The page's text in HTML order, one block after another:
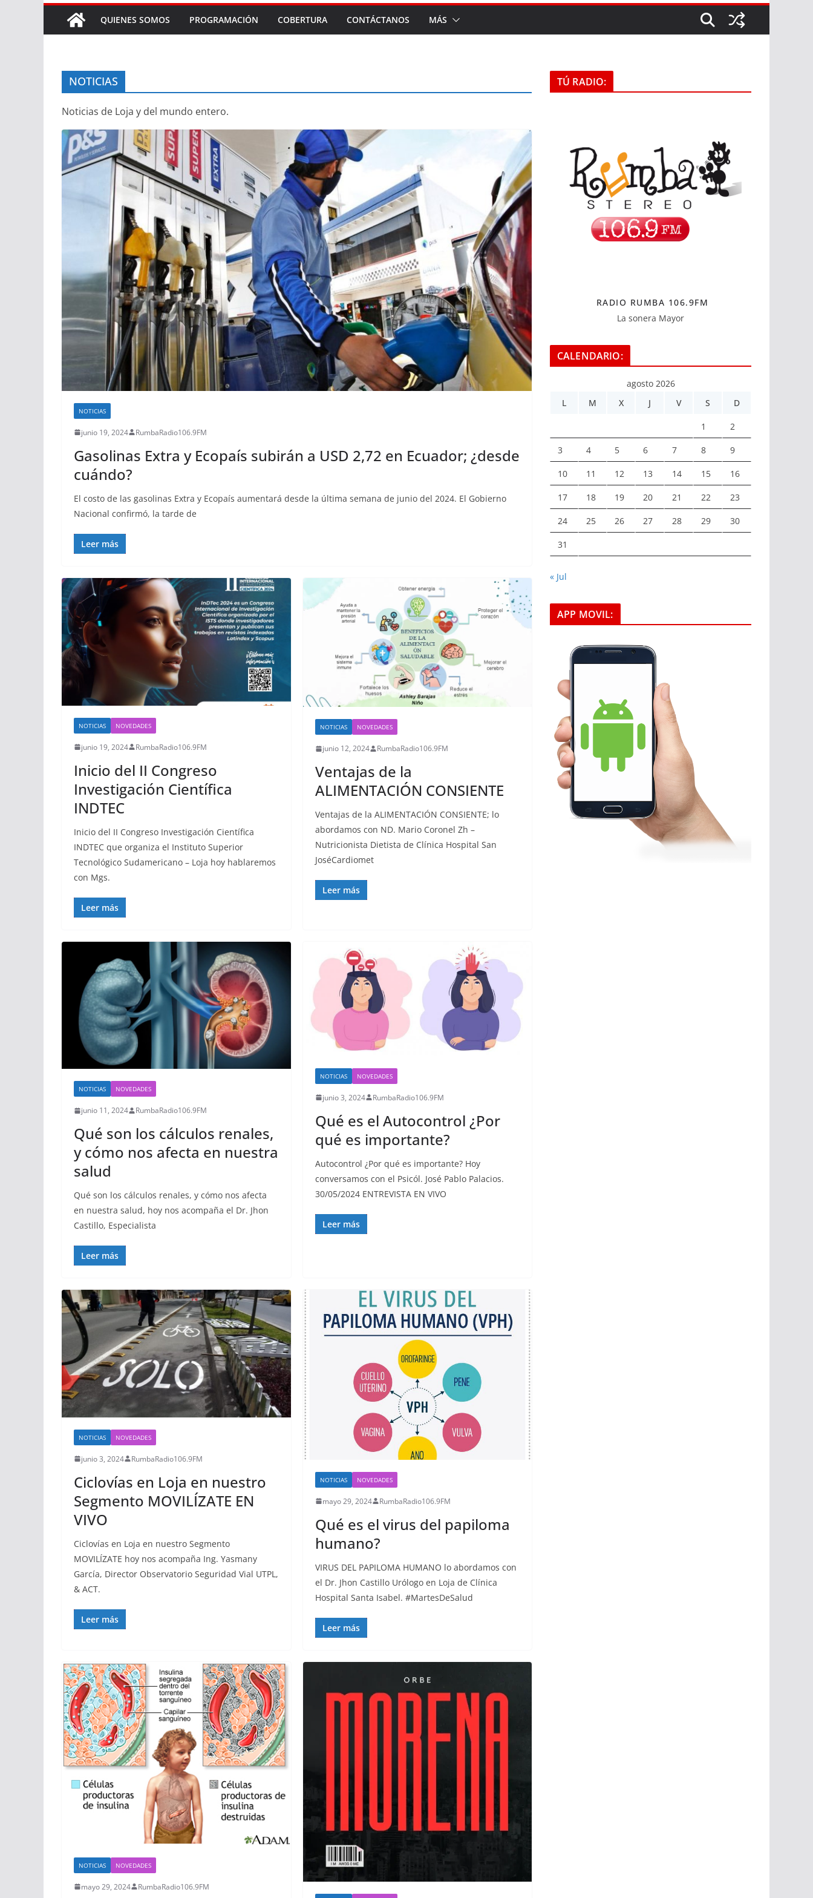
QUIENES SOMOS PROGRAMACIÓN COBERTURA CONTÁCTANOS MÁS
NOTICIAS
Noticias de Loja y del mundo entero.
NOTICIAS
junio 19, 2024 RumbaRadio106.9FM
Gasolinas Extra y Ecopaís subirán a USD 2,72 en Ecuador; ¿desde
cuándo?
El costo de las gasolinas Extra y Ecopaís aumentará desde la última semana de junio del 2024. El Gobierno
Nacional confirmó, la tarde de
Leer más
NOTICIAS NOVEDADES
junio 19, 2024 RumbaRadio106.9FM
Inicio del II Congreso
Investigación Científica
INDTEC
Inicio del II Congreso Investigación Científica
INDTEC que organiza el Instituto Superior
Tecnológico Sudamericano – Loja hoy hablaremos
con Mgs.
Leer más
NOTICIAS NOVEDADES
junio 12, 2024 RumbaRadio106.9FM
Ventajas de la
ALIMENTACIÓN CONSIENTE
Ventajas de la ALIMENTACIÓN CONSIENTE; lo
abordamos con ND. Mario Coronel Zh –
Nutricionista Dietista de Clínica Hospital San
JoséCardiomet
Leer más
NOTICIAS NOVEDADES
junio 11, 2024 RumbaRadio106.9FM
Qué son los cálculos renales,
y cómo nos afecta en nuestra
salud
Qué son los cálculos renales, y cómo nos afecta
en nuestra salud, hoy nos acompaña el Dr. Jhon
Castillo, Especialista
Leer más
NOTICIAS NOVEDADES
junio 3, 2024 RumbaRadio106.9FM
Qué es el Autocontrol ¿Por
qué es importante?
Autocontrol ¿Por qué es importante? Hoy
conversamos con el Psicól. José Pablo Palacios.
30/05/2024 ENTREVISTA EN VIVO
Leer más
NOTICIAS NOVEDADES
junio 3, 2024 RumbaRadio106.9FM
Ciclovías en Loja en nuestro
Segmento MOVILÍZATE EN
VIVO
Ciclovías en Loja en nuestro Segmento
MOVILÍZATE hoy nos acompaña Ing. Yasmany
García, Director Observatorio Seguridad Vial UTPL,
& ACT.
Leer más
NOTICIAS NOVEDADES
mayo 29, 2024 RumbaRadio106.9FM
Qué es el virus del papiloma
humano?
VIRUS DEL PAPILOMA HUMANO lo abordamos con
el Dr. Jhon Castillo Urólogo en Loja de Clínica
Hospital Santa Isabel. #MartesDeSalud
Leer más
NOTICIAS NOVEDADES
mayo 29, 2024 RumbaRadio106.9FM
TÚ RADIO:
RADIO RUMBA 106.9FM
La sonera Mayor
CALENDARIO:
agosto 2026
L
M X J V S D
1 2
3 4 5 6 7 8 9
10 11 12 13 14 15 16
17 18 19 20 21 22 23
24 25 26 27 28 29 30
31
« Jul
APP MOVIL: